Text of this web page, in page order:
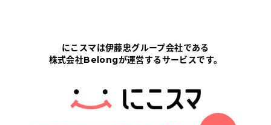
にこスマについて
サポートセンター
にこスマは伊藤忠グループ会社である
株式会社Belongが運営するサービスです。